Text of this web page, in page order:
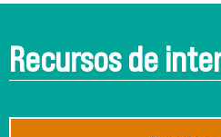
Recursos de